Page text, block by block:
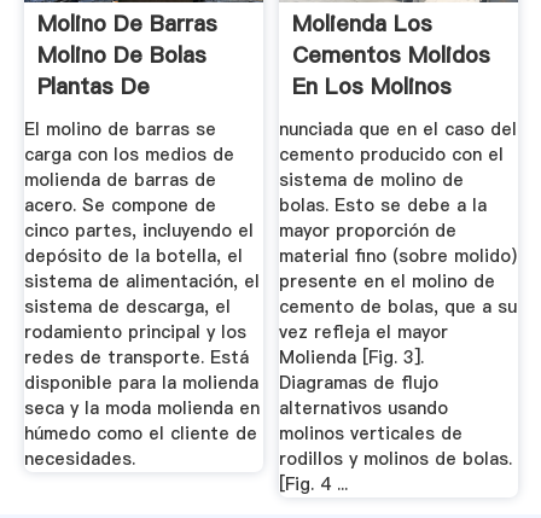
Molino De Barras
Molino De Bolas
Plantas De
Cemento ...
El molino de barras se
carga con los medios de
molienda de barras de
acero. Se compone de
cinco partes, incluyendo el
depósito de la botella, el
sistema de alimentación, el
sistema de descarga, el
rodamiento principal y los
redes de transporte. Está
disponible para la molienda
seca y la moda molienda en
húmedo como el cliente de
necesidades.
Molienda Los
Cementos Molidos
En Los Molinos
Verticales De ...
nunciada que en el caso del
cemento producido con el
sistema de molino de
bolas. Esto se debe a la
mayor proporción de
material fino (sobre molido)
presente en el molino de
cemento de bolas, que a su
vez refleja el mayor
Molienda [Fig. 3].
Diagramas de ﬂujo
alternativos usando
molinos verticales de
rodillos y molinos de bolas.
[Fig. 4 ...